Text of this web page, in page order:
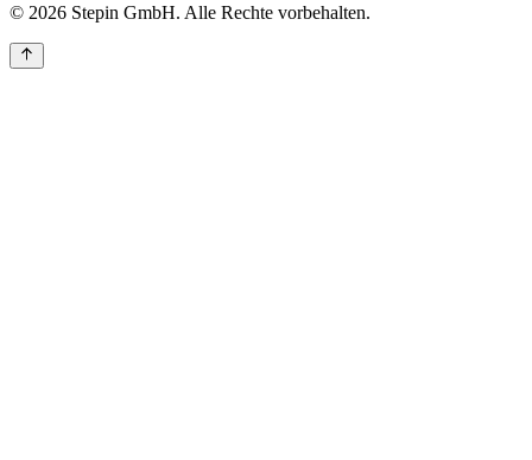
© 2026 Stepin GmbH. Alle Rechte vorbehalten.